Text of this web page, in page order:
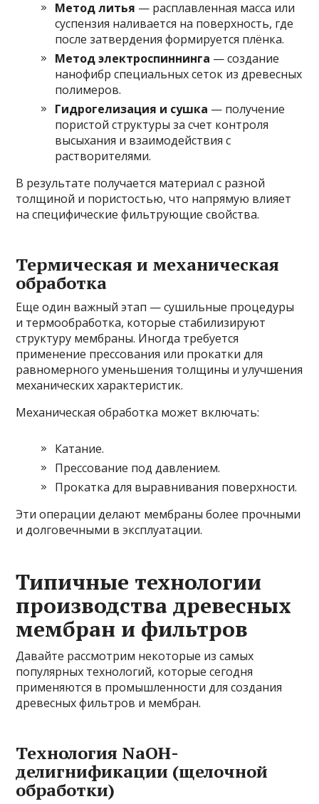
Метод литья — расплавленная масса или
суспензия наливается на поверхность, где
после затвердения формируется плёнка.
Метод электроспиннинга — создание
нанофибр специальных сеток из древесных
полимеров.
Гидрогелизация и сушка — получение
пористой структуры за счет контроля
высыхания и взаимодействия с
растворителями.
В результате получается материал с разной
толщиной и пористостью, что напрямую влияет
на специфические фильтрующие свойства.
Термическая и механическая
обработка
Еще один важный этап — сушильные процедуры
и термообработка, которые стабилизируют
структуру мембраны. Иногда требуется
применение прессования или прокатки для
равномерного уменьшения толщины и улучшения
механических характеристик.
Механическая обработка может включать:
Катание.
Прессование под давлением.
Прокатка для выравнивания поверхности.
Эти операции делают мембраны более прочными
и долговечными в эксплуатации.
Типичные технологии
производства древесных
мембран и фильтров
Давайте рассмотрим некоторые из самых
популярных технологий, которые сегодня
применяются в промышленности для создания
древесных фильтров и мембран.
Технология NaOH-
делигнификации (щелочной
обработки)